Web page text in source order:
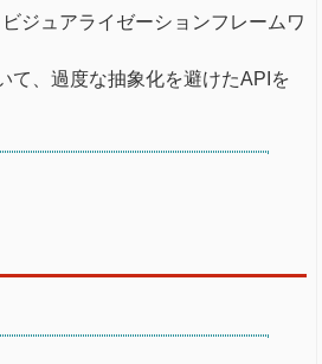
ジュアライゼーションフレームワ
て、過度な抽象化を避けたAPIを